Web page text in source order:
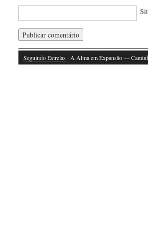
Seguindo Estrelas · A Alma em Expansão —